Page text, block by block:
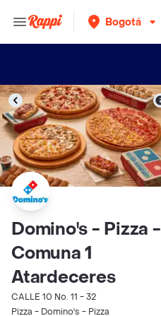
Bogotá
Domino's - Pizza -
Comuna 1
Atardeceres
CALLE 10 No. 11 - 32
Pizza - Domino's - Pizza